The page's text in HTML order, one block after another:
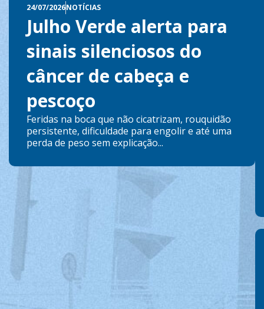
24/07/2026NOTÍCIAS
Julho Verde alerta para
sinais silenciosos do
câncer de cabeça e
pescoço
Feridas na boca que não cicatrizam, rouquidão
persistente, dificuldade para engolir e até uma
perda de peso sem explicação...